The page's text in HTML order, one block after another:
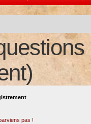
pas !